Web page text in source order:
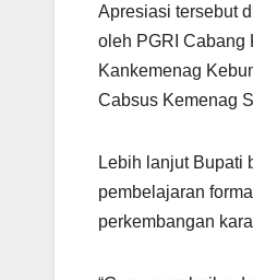
Apresiasi tersebut
oleh PGRI Cabang
Kankemenag
Cabsus Kemenag
Lebih lanjut Bupati
pembelajaran
perkembangan